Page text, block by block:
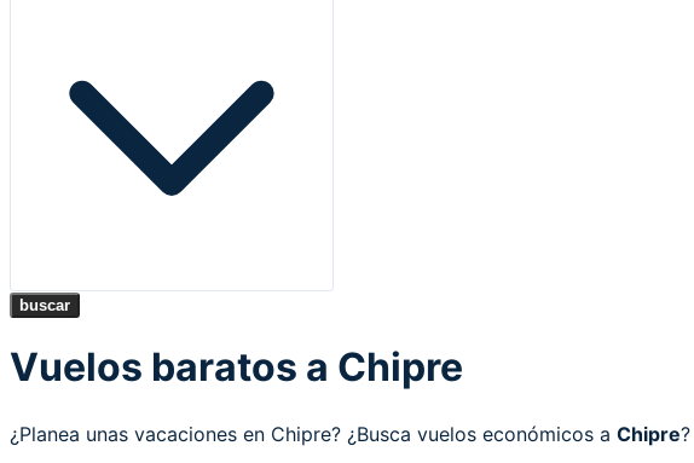
buscar
Vuelos baratos a Chipre
¿Planea unas vacaciones en Chipre? ¿Busca vuelos económicos a Chipre